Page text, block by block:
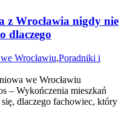
z Wrocławia nigdy nie
dlaczego
Wrocławiu,Poradniki i
we Wrocławiu
– Wykończenia mieszkań
dlaczego fachowiec, który